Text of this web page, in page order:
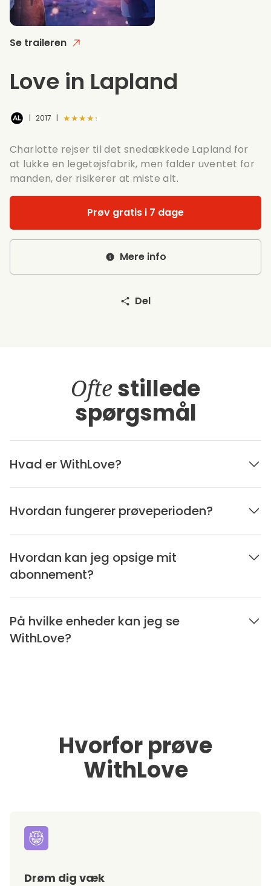
Se traileren
Love in Lapland
| 2017 | ★★★★★
Charlotte rejser til det snedækkede Lapland for
at lukke en legetøjsfabrik, men falder uventet for
manden, der risikerer at miste alt.
Prøv gratis i 7 dage
Mere info
Del
Ofte stillede
spørgsmål
Hvad er WithLove?
Hvordan fungerer prøveperioden?
Hvordan kan jeg opsige mit
abonnement?
På hvilke enheder kan jeg se
WithLove?
Hvorfor prøve
WithLove
Drøm dig væk